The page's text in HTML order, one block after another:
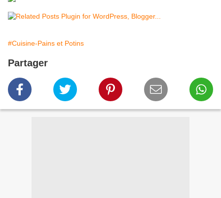
#Cuisine-Pains et Potins
Partager